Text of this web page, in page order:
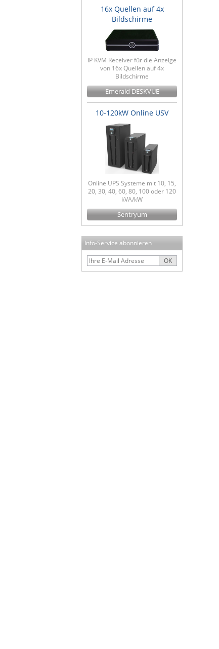
16x Quellen auf 4x
Bildschirme
IP KVM Receiver für die Anzeige
von 16x Quellen auf 4x
Bildschirme
Emerald DESKVUE
10-120kW Online USV
Online UPS Systeme mit 10, 15,
20, 30, 40, 60, 80, 100 oder 120
kVA/kW
Sentryum
Info-Service abonnieren
OK